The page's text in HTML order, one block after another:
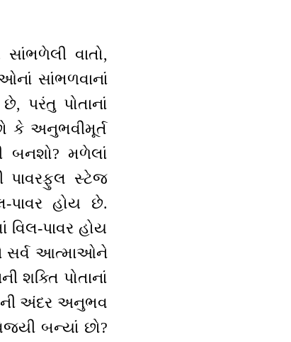
વાતો,
સાંભળવાનાં
પરંતુ પોતાનાં
કે અનુભવીમૂર્ત
બનશો? મળેલાં
પાવરફુલ સ્ટેજ
પાવર હોય છે.
વિલ-પાવર હોય
સર્વ આત્માઓને
શક્તિ પોતાનાં
અંદર અનુભવ
બન્યાં છો?